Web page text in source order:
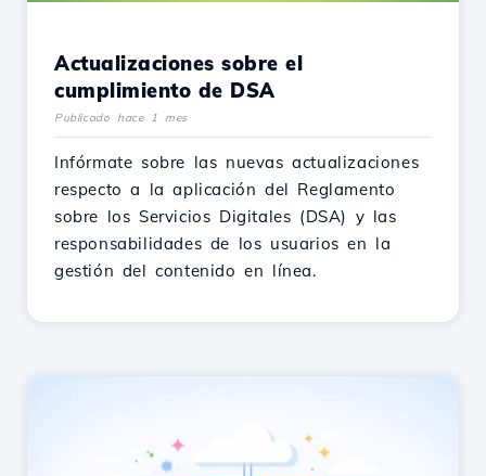
Actualizaciones sobre el
cumplimiento de DSA
Publicado hace 1 mes
Infórmate sobre las nuevas actualizaciones
respecto a la aplicación del Reglamento
sobre los Servicios Digitales (DSA) y las
responsabilidades de los usuarios en la
gestión del contenido en línea.